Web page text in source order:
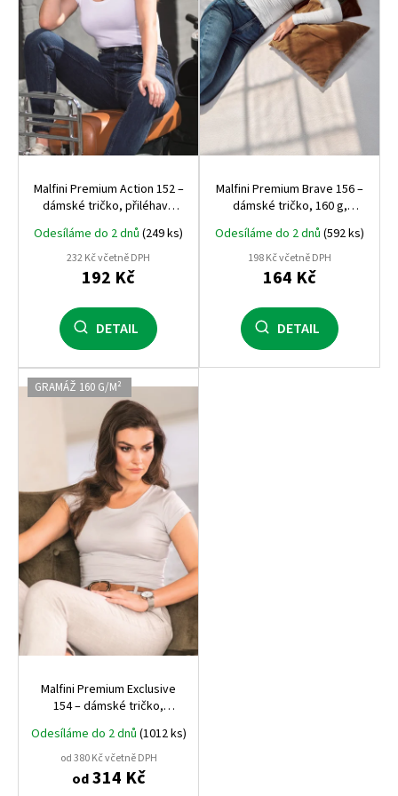
r
o
u
k
t
ů
Malfini Premium Action 152 –
dámské tričko, přiléhavý
materiál
Odesíláme do 2 dnů (249 ks)
232 Kč včetně DPH
192 Kč
DETAIL
Malfini Premium Brave 156 –
dámské tričko, 160 g,
dlouhý rukáv
Odesíláme do 2 dnů (592 ks)
198 Kč včetně DPH
164 Kč
DETAIL
GRAMÁŽ 160 G/M²
Malfini Premium Exclusive
154 – dámské tričko,
Odesíláme do 2 dnů (1012 ks)
od 380 Kč včetně DPH
od314 Kč